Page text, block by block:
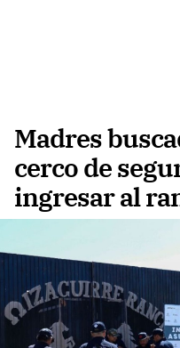
Madres
cerco de
ingresar al